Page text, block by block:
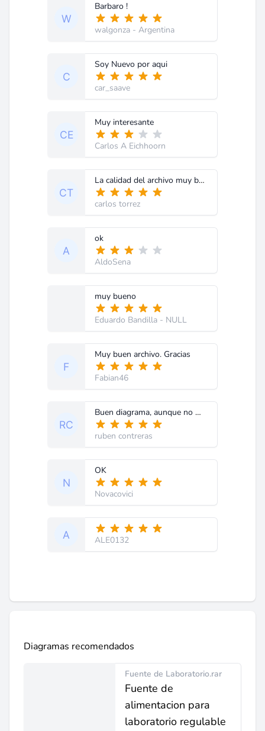
Barbaro !
walgonza - Argentina
Soy Nuevo por aqui
car_saave
Muy interesante
Carlos A Eichhoorn
La calidad del archivo muy bueno. Muchas gracias.
carlos torrez
ok
AldoSena
muy bueno
Eduardo Bandilla - NULL
Muy buen archivo. Gracias
Fabian46
Buen diagrama, aunque no me permitio imprimirlo. gracias.
ruben contreras
OK
Novacovici
ALE0132
Diagramas recomendados
Fuente de Laboratorio.rar
Fuente de
alimentacion para
laboratorio regulable